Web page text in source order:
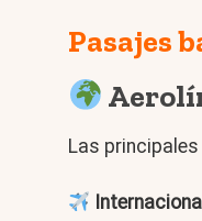
Pasajes
Las